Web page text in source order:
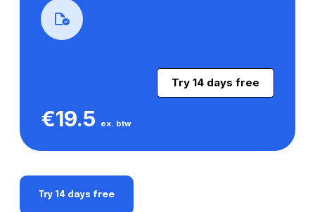
Try 14 days free
€19.5 ex. btw
Try 14 days free